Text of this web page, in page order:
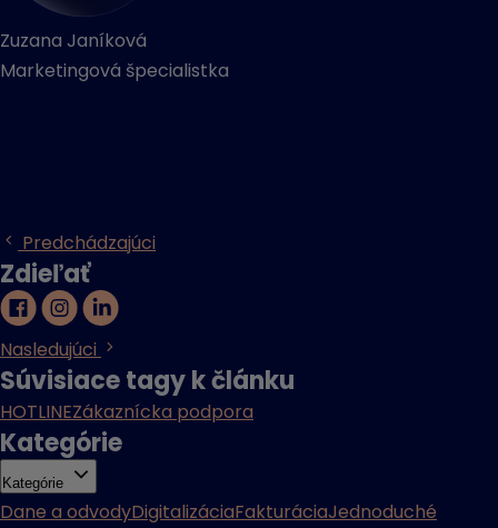
Zuzana Janíková
Marketingová špecialistka
Predchádzajúci
Zdieľať
Nasledujúci
Súvisiace tagy k článku
HOTLINEZákaznícka podpora
Kategórie
Kategórie
Dane a odvodyDigitalizáciaFakturáciaJednoduché